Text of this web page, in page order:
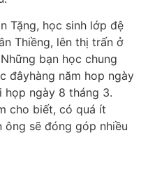
Tặng, học sinh lớp đệ
Thiềng, lên thị trấn ở
bạn học chung
đâyhàng năm hop ngày
họp ngày 8 tháng 3.
cho biết, có quá ít
sẽ đóng góp nhiều